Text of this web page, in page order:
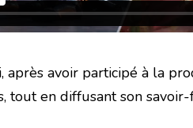
après avoir participé à la
tout en diffusant son